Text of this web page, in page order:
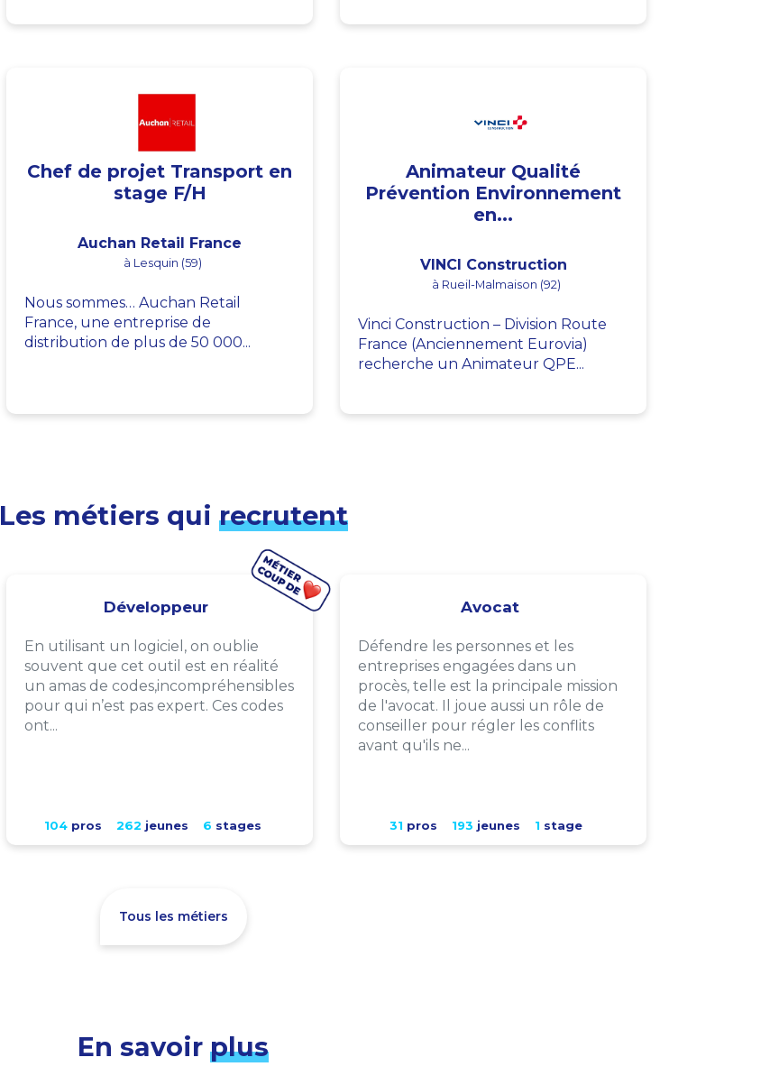
Chef de projet Transport en
stage F/H
Auchan Retail France
à Lesquin (59)
Nous sommes… Auchan Retail
France, une entreprise de
distribution de plus de 50 000...
Animateur Qualité
Prévention Environnement
en...
VINCI Construction
à Rueil-Malmaison (92)
Vinci Construction – Division Route
France (Anciennement Eurovia)
recherche un Animateur QPE...
Les métiers qui recrutent
Développeur
En utilisant un logiciel, on oublie
souvent que cet outil est en réalité
un amas de codes,incompréhensibles
pour qui n’est pas expert. Ces codes
ont...
104pros 262 jeunes 6 stages
Avocat
Défendre les personnes et les
entreprises engagées dans un
procès, telle est la principale mission
de l'avocat. Il joue aussi un rôle de
conseiller pour régler les conflits
avant qu'ils ne...
31 pros 193 jeunes 1 stage
Tous les métiers
En savoir plus